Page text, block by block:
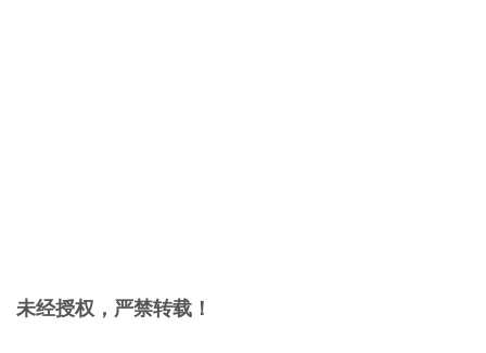
未经授权，严禁转载！